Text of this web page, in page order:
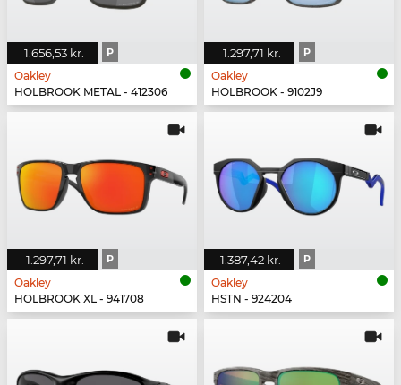
1.656,53 kr. P
Oakley
HOLBROOK METAL - 412306
1.297,71 kr. P
Oakley
HOLBROOK - 9102J9
1.297,71 kr. P
Oakley
HOLBROOK XL - 941708
1.387,42 kr. P
Oakley
HSTN - 924204